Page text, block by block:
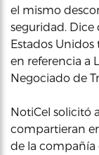
el mismo
seguridad.
Estados
en referencia a
Negociado de
NotiCel solicitó
compartieran
de la compañía